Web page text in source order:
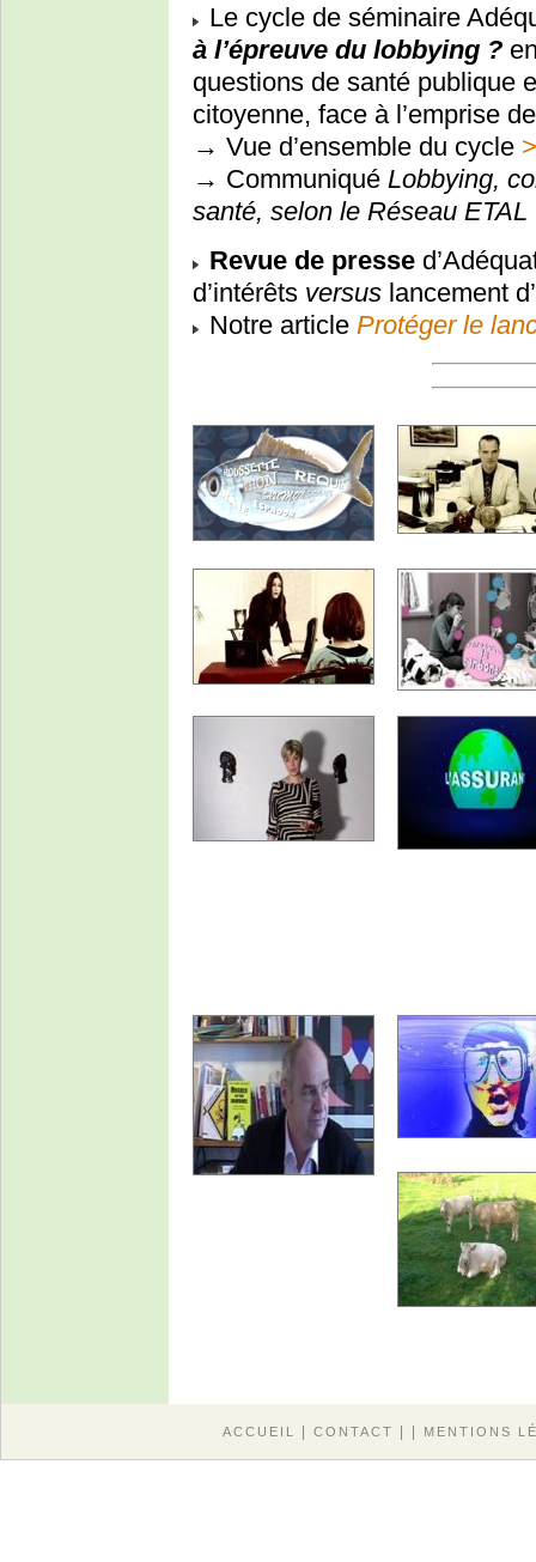
Le cycle de séminaire
à l’épreuve du lobbying ?
questions de santé publique
citoyenne, face à l’emprise
→ Vue d’ensemble du cycle
→ Communiqué Lobbying,
santé, selon le Réseau ETAL
Revue de presse
d’intérêts versus lancement
Notre article Protéger le
ACCUEIL | CONTACT | | MENTIONS